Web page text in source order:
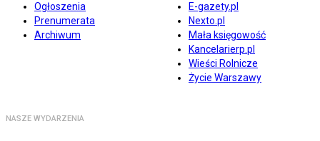
Ogłoszenia
Prenumerata
Archiwum
E-gazety.pl
Nexto.pl
Mała księgowość
Kancelarierp.pl
Wieści Rolnicze
Życie Warszawy
NASZE WYDARZENIA